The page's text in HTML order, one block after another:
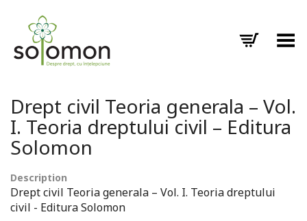
Toggle Menu
Drept civil Teoria generala – Vol.
I. Teoria dreptului civil – Editura
Solomon
Description
Drept civil Teoria generala – Vol. I. Teoria dreptului
civil - Editura Solomon